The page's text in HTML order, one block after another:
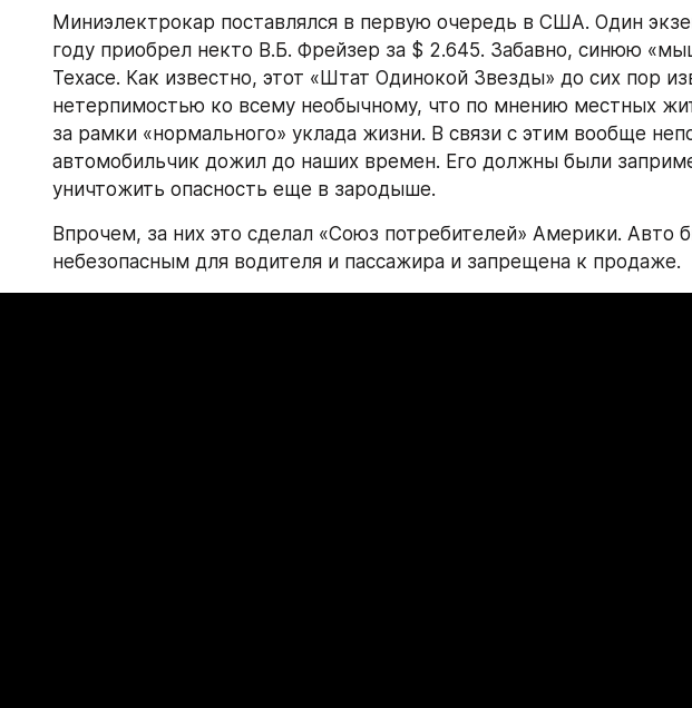
Миниэлектрокар поставлялся в первую очередь в США. Один
году приобрел некто В.Б. Фрейзер за $ 2.645. Забавно, синюю
Техасе. Как известно, этот «Штат Одинокой Звезды» до сих пор
нетерпимостью ко всему необычному, что по мнению местных
за рамки «нормального» уклада жизни. В связи с этим вообще
автомобильчик дожил до наших времен. Его должны были
уничтожить опасность еще в зародыше.
Впрочем, за них это сделал «Союз потребителей» Америки. Авто
небезопасным для водителя и пассажира и запрещена к продаже.